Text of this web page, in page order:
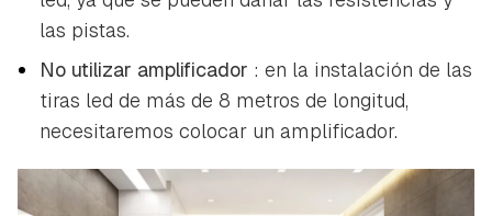
las pistas.
No utilizar amplificador : en la instalación de las
tiras led de más de 8 metros de longitud,
necesitaremos colocar un amplificador.